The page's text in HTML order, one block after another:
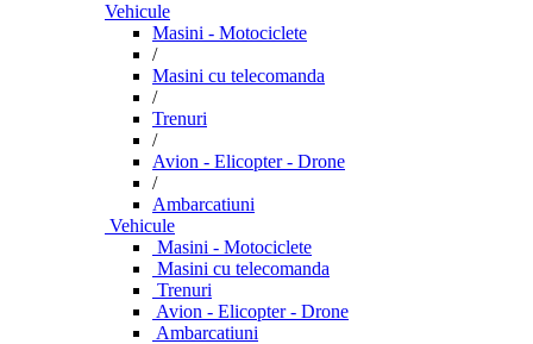
Vehicule
Masini - Motociclete
/
Masini cu telecomanda
/
Trenuri
/
Avion - Elicopter - Drone
/
Ambarcatiuni
Vehicule
Masini - Motociclete
Masini cu telecomanda
Trenuri
Avion - Elicopter - Drone
Ambarcatiuni